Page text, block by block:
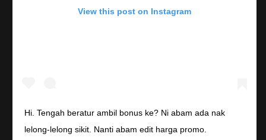
View this post on Instagram
Hi. Tengah beratur ambil bonus ke? Ni abam ada nak
lelong-lelong sikit. Nanti abam edit harga promo.